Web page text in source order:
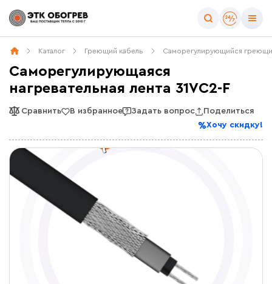
Каталог Греющий кабель Саморегулирующийся
Саморегулирующаяся
нагревательная лента 31VC2-F
Сравнить В избранное Задать вопрос
Поделиться
Хочу скидку!